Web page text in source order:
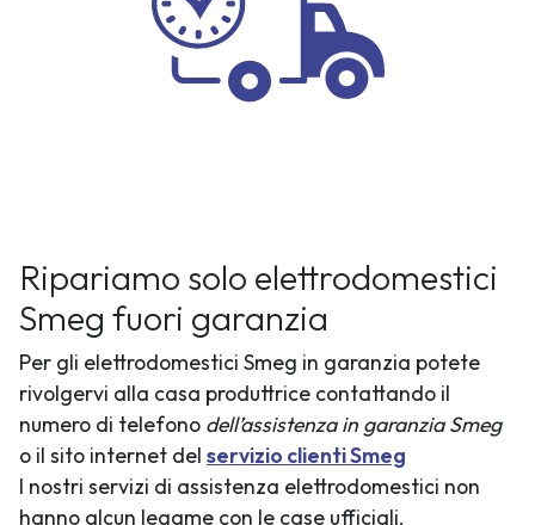
Ripariamo solo elettrodomestici
Smeg fuori garanzia
Per gli elettrodomestici Smeg in garanzia potete
rivolgervi alla casa produttrice contattando il
numero di telefono dell’assistenza in garanzia Smeg
o il sito internet del servizio clienti Smeg
I nostri servizi di assistenza elettrodomestici non
hanno alcun legame con le case ufficiali.